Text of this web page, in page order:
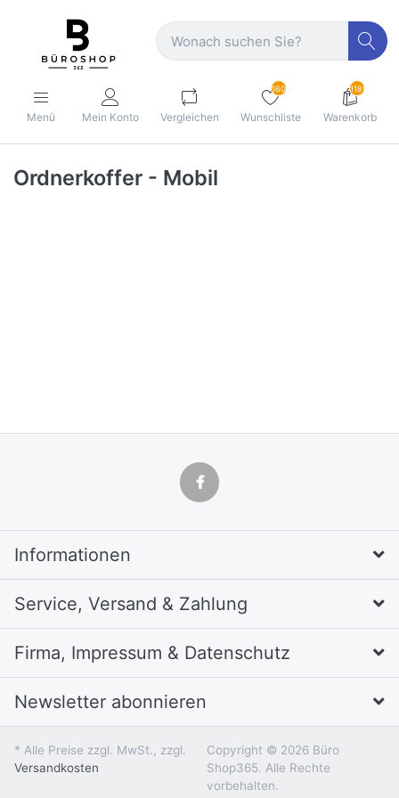
Menü Mein Konto Vergleichen
160
Wunschliste
1189
Warenkorb
Ordnerkoffer - Mobil
Informationen
Service, Versand & Zahlung
Firma, Impressum & Datenschutz
Newsletter abonnieren
* Alle Preise zzgl. MwSt., zzgl.
Versandkosten
Copyright © 2026 Büro
Shop365. Alle Rechte
vorbehalten.